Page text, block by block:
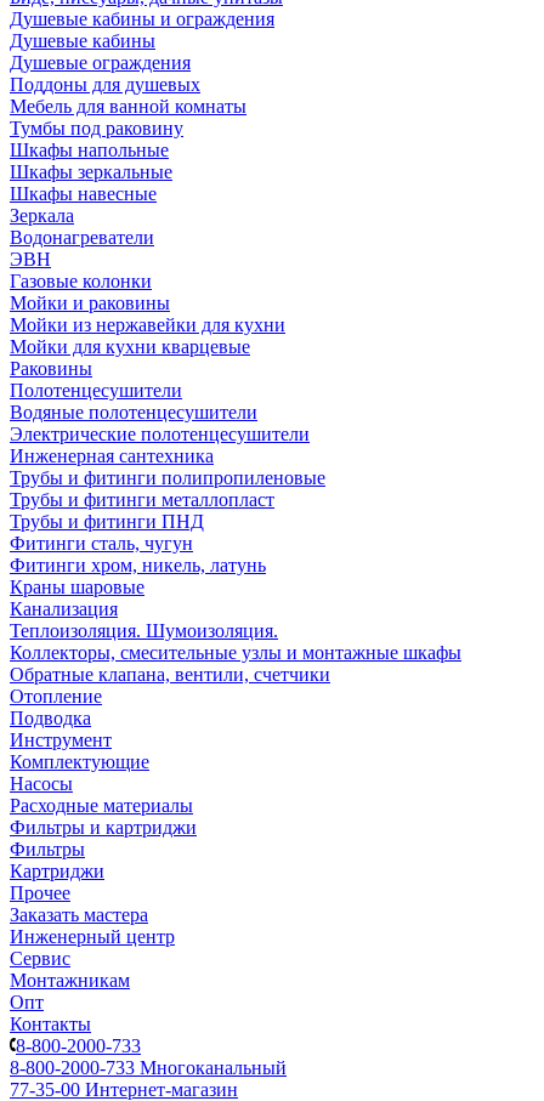
Душевые кабины и ограждения
Душевые кабины
Душевые ограждения
Поддоны для душевых
Мебель для ванной комнаты
Тумбы под раковину
Шкафы напольные
Шкафы зеркальные
Шкафы навесные
Зеркала
Водонагреватели
ЭВН
Газовые колонки
Мойки и раковины
Мойки из нержавейки для кухни
Мойки для кухни кварцевые
Раковины
Полотенцесушители
Водяные полотенцесушители
Электрические полотенцесушители
Инженерная сантехника
Трубы и фитинги полипропиленовые
Трубы и фитинги металлопласт
Трубы и фитинги ПНД
Фитинги сталь, чугун
Фитинги хром, никель, латунь
Краны шаровые
Канализация
Теплоизоляция. Шумоизоляция.
Коллекторы, смесительные узлы и монтажные шкафы
Обратные клапана, вентили, счетчики
Отопление
Подводка
Инструмент
Комплектующие
Насосы
Расходные материалы
Фильтры и картриджи
Фильтры
Картриджи
Прочее
Заказать мастера
Инженерный центр
Сервис
Монтажникам
Опт
Контакты
8-800-2000-733
8-800-2000-733 Многоканальный
77-35-00 Интернет-магазин